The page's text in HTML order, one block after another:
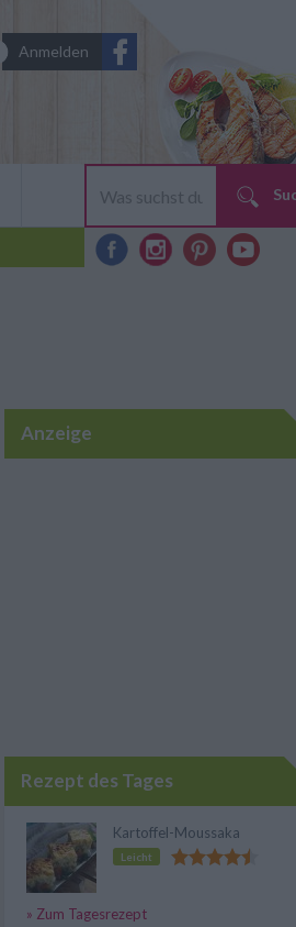
Anmelden
Anzeige
Rezept des Tages
Kartoffel-Moussaka
Leicht
» Zum Tagesrezept